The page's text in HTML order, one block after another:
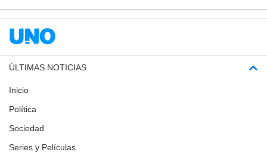
ÚLTIMAS NOTICIAS
Inicio
Política
Sociedad
Series y Películas